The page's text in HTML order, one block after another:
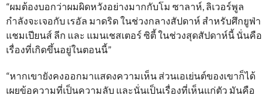
“ผมต้องบอกว่าผมผิดหวังอย่างมากกับโม ซาลาห์, ลิเวอร์พูล
กำลังจะเจอกับ เรอัล มาดริด ในช่วงกลางสัปดาห์ สำหรับศึกยูฟ่า
แชมเปียนส์ ลีก และ แมนเชสเตอร์ ซิตี้ ในช่วงสุดสัปดาห์นี้ นั่นคือ
เรื่องที่เกิดขึ้นอยู่ในตอนนี้”
“หากเขายังคงออกมาแสดงความเห็น ส่วนเอเย่นต์ของเขาก็ได้
เผยข้อความที่เป็นความลับ และนั่นเป็นเรื่องที่เห็นแก่ตัว มันคือ